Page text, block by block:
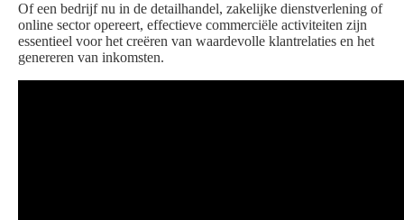
Of een bedrijf nu in de detailhandel, zakelijke dienstverlening of
online sector opereert, effectieve commerciële activiteiten zijn
essentieel voor het creëren van waardevolle klantrelaties en het
genereren van inkomsten.